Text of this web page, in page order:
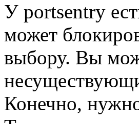
У portsentry
может
выбору. Вы
Конечно,